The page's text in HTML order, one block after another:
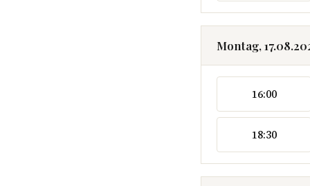
Montag,
16:00
18:30